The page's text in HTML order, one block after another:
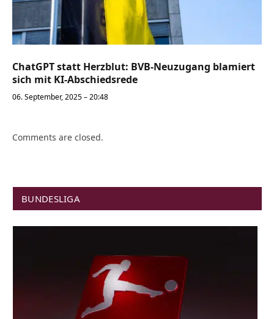
ChatGPT statt Herzblut: BVB-Neuzugang blamiert
sich mit KI-Abschiedsrede
06. September, 2025 – 20:48
Comments are closed.
BUNDESLIGA